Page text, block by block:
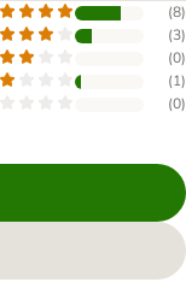
(8)
(3)
(0)
(1)
(0)